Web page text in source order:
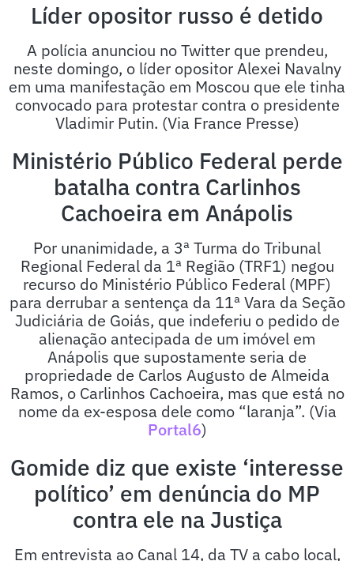
Líder opositor russo é detido
A polícia anunciou no Twitter que prendeu,
neste domingo, o líder opositor Alexei Navalny
em uma manifestação em Moscou que ele tinha
convocado para protestar contra o presidente
Vladimir Putin. (Via France Presse)
Ministério Público Federal perde
batalha contra Carlinhos
Cachoeira em Anápolis
Por unanimidade, a 3ª Turma do Tribunal
Regional Federal da 1ª Região (TRF1) negou
recurso do Ministério Público Federal (MPF)
para derrubar a sentença da 11ª Vara da Seção
Judiciária de Goiás, que indeferiu o pedido de
alienação antecipada de um imóvel em
Anápolis que supostamente seria de
propriedade de Carlos Augusto de Almeida
Ramos, o Carlinhos Cachoeira, mas que está no
nome da ex-esposa dele como “laranja”. (Via
Portal6)
Gomide diz que existe ‘interesse
político’ em denúncia do MP
contra ele na Justiça
Em entrevista ao Canal 14, da TV a cabo local,